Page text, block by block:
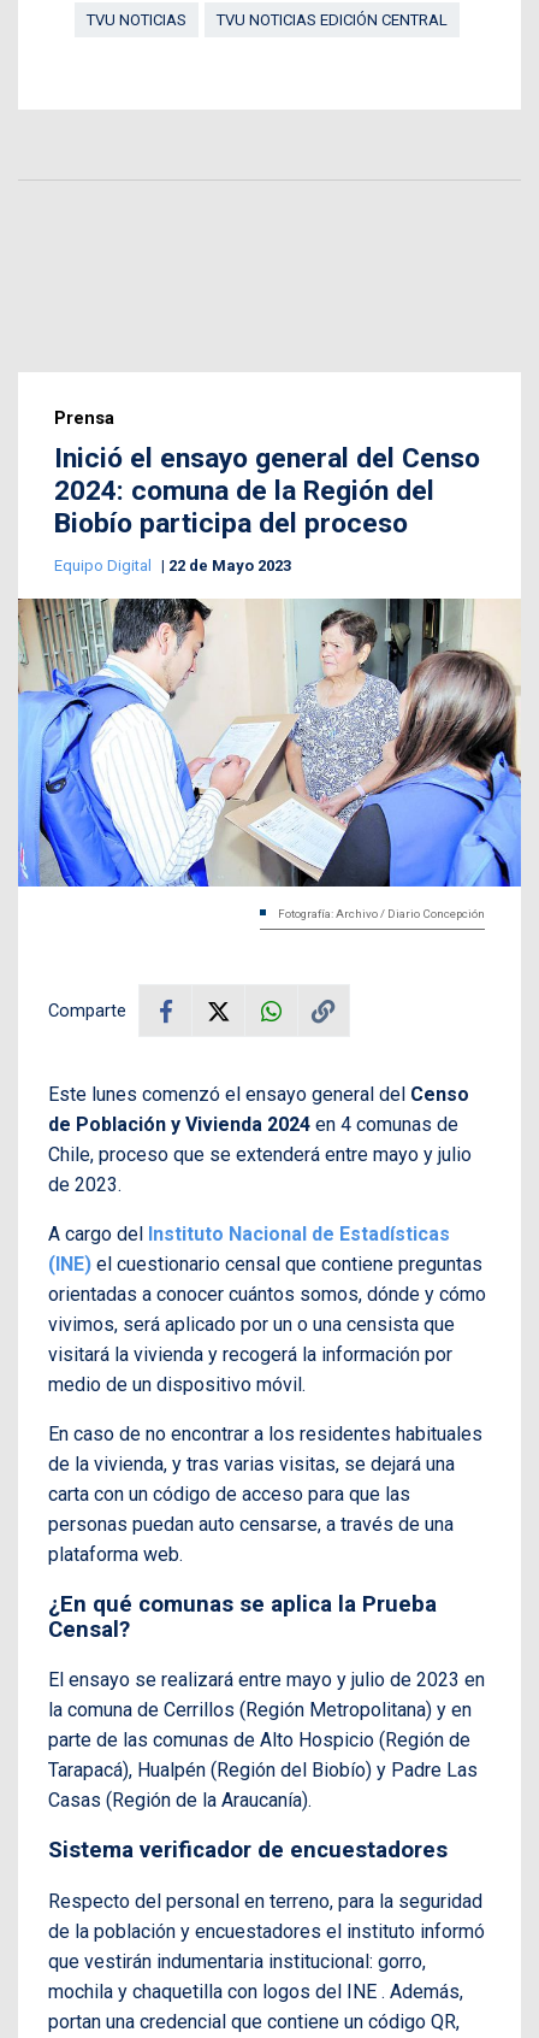
TVU NOTICIAS TVU NOTICIAS EDICIÓN CENTRAL
Prensa
Inició el ensayo general del Censo
2024: comuna de la Región del
Biobío participa del proceso
Equipo Digital 22 de Mayo 2023
Fotografía: Archivo / Diario Concepción
Comparte
Este lunes comenzó el ensayo general del Censo
de Población y Vivienda 2024 en 4 comunas de
Chile, proceso que se extenderá entre mayo y julio
de 2023.
A cargo del Instituto Nacional de Estadísticas
(INE) el cuestionario censal que contiene preguntas
orientadas a conocer cuántos somos, dónde y cómo
vivimos, será aplicado por un o una censista que
visitará la vivienda y recogerá la información por
medio de un dispositivo móvil.
En caso de no encontrar a los residentes habituales
de la vivienda, y tras varias visitas, se dejará una
carta con un código de acceso para que las
personas puedan auto censarse, a través de una
plataforma web.
¿En qué comunas se aplica la Prueba
Censal?
El ensayo se realizará entre mayo y julio de 2023 en
la comuna de Cerrillos (Región Metropolitana) y en
parte de las comunas de Alto Hospicio (Región de
Tarapacá), Hualpén (Región del Biobío) y Padre Las
Casas (Región de la Araucanía).
Sistema verificador de encuestadores
Respecto del personal en terreno, para la seguridad
de la población y encuestadores el instituto informó
que vestirán indumentaria institucional: gorro,
mochila y chaquetilla con logos del INE . Además,
portan una credencial que contiene un código QR,